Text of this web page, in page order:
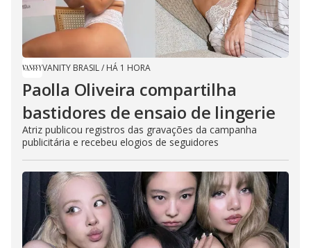
VANITY BRASIL/ HÁ 1 HORA
Paolla Oliveira compartilha
bastidores de ensaio de lingerie
Atriz publicou registros das gravações da campanha
publicitária e recebeu elogios de seguidores